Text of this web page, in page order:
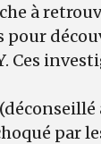
à
pour
Ces
(déconseillé
par